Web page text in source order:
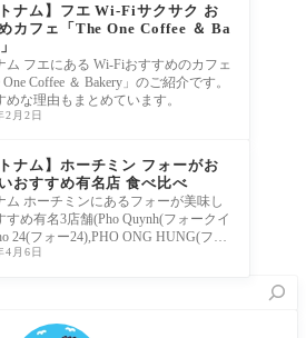
トナム】フエ Wi-Fiサクサク お
カフェ「The One Coffee ＆ Ba
ム フエにある Wi-Fiおすすめのカフェ
One Coffee ＆ Bakery」のご紹介です。
めな理由もまとめています。
2月2日
トナム】ホーチミン フォーがお
おすすめ有名店 食べ比べ
ム ホーチミンにあるフォーが美味し
すめ有名3店舗(Pho Quynh(フォークイ
24(フォー24),PHO ONG HUNG(フォ
フン))を食べ比べしてみました。ホー
4月6日